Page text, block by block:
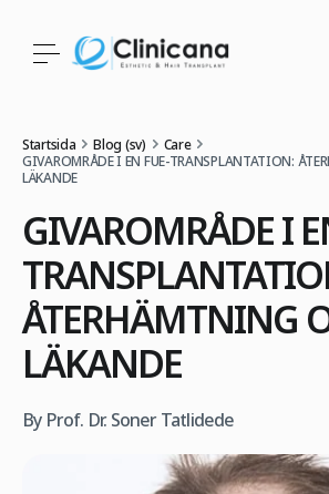
Startsida Blog (sv)
Care
GIVAROMRÅDE I EN FUE-TRANSPLANTATION:
LÄKANDE
GIVAROMRÅDE I
ÅTERHÄMTNING
LÄKANDE
By Prof. Dr. Soner Tatlidede